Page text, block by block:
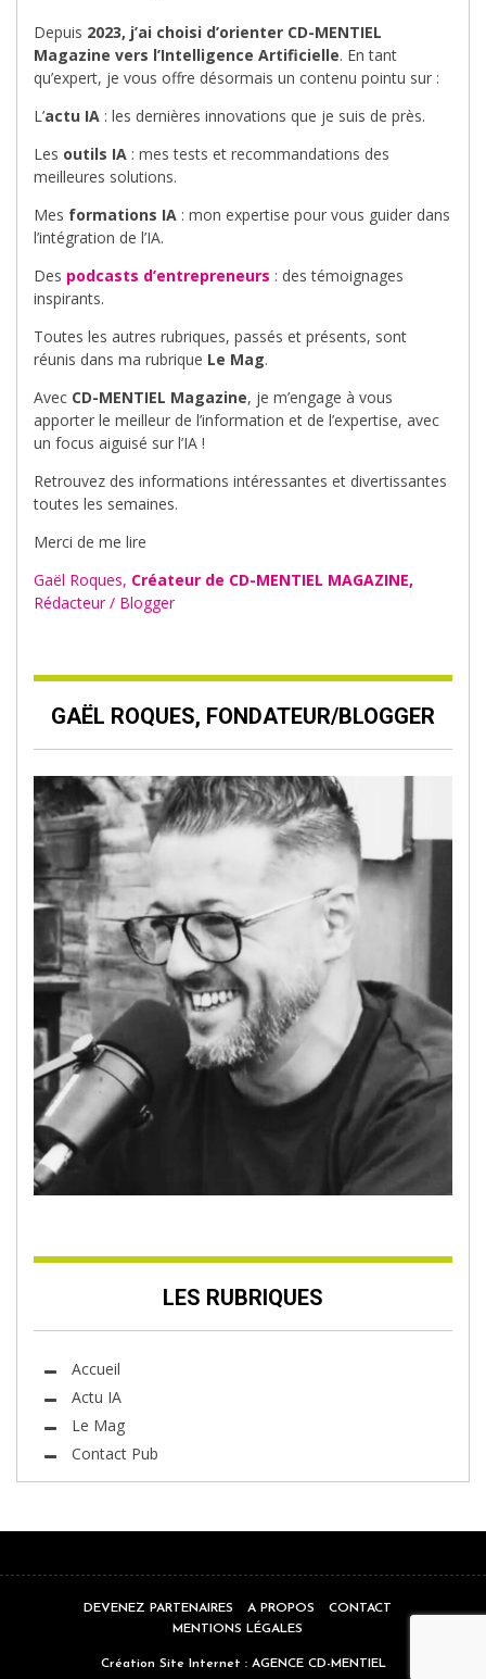
Depuis 2023, j’ai choisi d’orienter CD-MENTIEL
Magazine vers l’Intelligence Artificielle. En tant
qu’expert, je vous offre désormais un contenu pointu sur :
L’actu IA : les dernières innovations que je suis de près.
Les outils IA : mes tests et recommandations des
meilleures solutions.
Mes formations IA : mon expertise pour vous guider dans
l’intégration de l’IA.
Des podcasts d’entrepreneurs : des témoignages
inspirants.
Toutes les autres rubriques, passés et présents, sont
réunis dans ma rubrique Le Mag.
Avec CD-MENTIEL Magazine, je m’engage à vous
apporter le meilleur de l’information et de l’expertise, avec
un focus aiguisé sur l’IA !
Retrouvez des informations intéressantes et divertissantes
toutes les semaines.
Merci de me lire
Gaël Roques, Créateur de CD-MENTIEL MAGAZINE,
Rédacteur / Blogger
GAËL ROQUES, FONDATEUR/BLOGGER
LES RUBRIQUES
Accueil
Actu IA
Le Mag
Contact Pub
DEVENEZ PARTENAIRES A PROPOS
CONTACT
MENTIONS LÉGALES
Création Site Internet : AGENCE CD-MENTIEL